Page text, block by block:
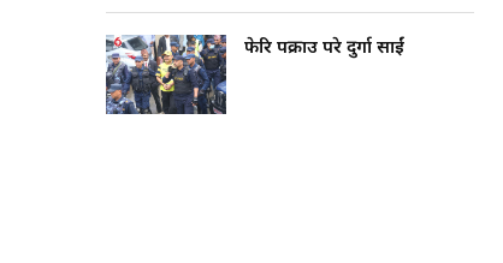
फेरि पक्राउ परे दुर्गा प्रसाईं